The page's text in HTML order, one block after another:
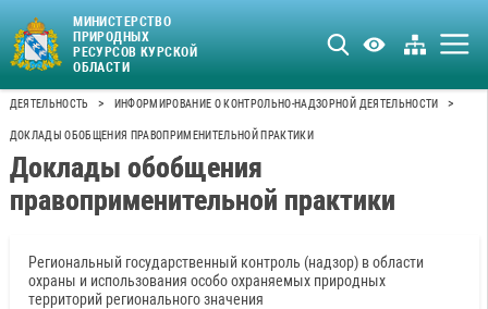
МИНИСТЕРСТВО
ПРИРОДНЫХ
РЕСУРСОВ КУРСКОЙ
ОБЛАСТИ
ДЕЯТЕЛЬНОСТЬ > ИНФОРМИРОВАНИЕ О КОНТРОЛЬНО-НАДЗОРНОЙ ДЕЯТЕЛЬНОСТИ >
ДОКЛАДЫ ОБОБЩЕНИЯ ПРАВОПРИМЕНИТЕЛЬНОЙ ПРАКТИКИ
Доклады обобщения
правоприменительной практики
Региональный государственный контроль (надзор) в области
охраны и использования особо охраняемых природных
территорий регионального значения